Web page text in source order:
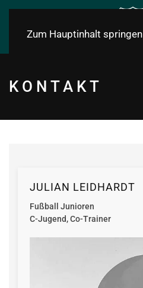
Zum Hauptinhalt springen
KONTAKT
JULIAN LEIDHARDT
Fußball Junioren
C-Jugend, Co-Trainer